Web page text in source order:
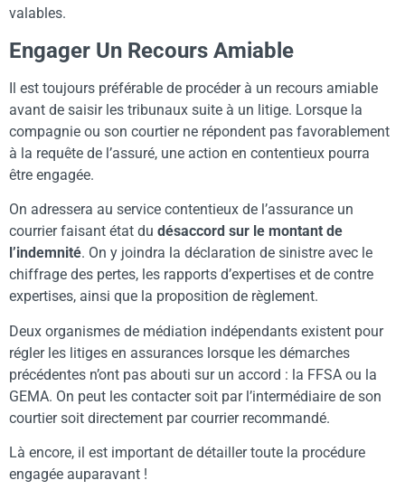
valables.
Engager Un Recours Amiable
Il est toujours préférable de procéder à un recours amiable
avant de saisir les tribunaux suite à un litige. Lorsque la
compagnie ou son courtier ne répondent pas favorablement
à la requête de l’assuré, une action en contentieux pourra
être engagée.
On adressera au service contentieux de l’assurance un
courrier faisant état du désaccord sur le montant de
l’indemnité. On y joindra la déclaration de sinistre avec le
chiffrage des pertes, les rapports d’expertises et de contre
expertises, ainsi que la proposition de règlement.
Deux organismes de médiation indépendants existent pour
régler les litiges en assurances lorsque les démarches
précédentes n’ont pas abouti sur un accord : la FFSA ou la
GEMA. On peut les contacter soit par l’intermédiaire de son
courtier soit directement par courrier recommandé.
Là encore, il est important de détailler toute la procédure
engagée auparavant !